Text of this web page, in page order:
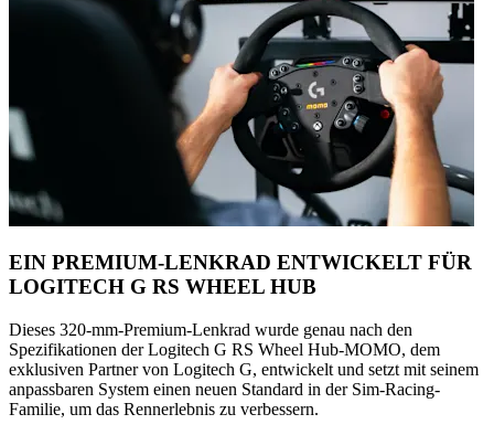
EIN PREMIUM-LENKRAD ENTWICKELT FÜR
LOGITECH G RS WHEEL HUB
Dieses 320-mm-Premium-Lenkrad wurde genau nach den
Spezifikationen der Logitech G RS Wheel Hub-MOMO, dem
exklusiven Partner von Logitech G, entwickelt und setzt mit seinem
anpassbaren System einen neuen Standard in der Sim-Racing-
Familie, um das Rennerlebnis zu verbessern.